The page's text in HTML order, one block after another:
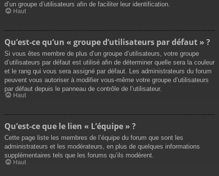
d’un groupe d’utilisateurs afin de faciliter leur identification.
Haut
Qu’est-ce qu’un « groupe d’utilisateurs par défaut » ?
Si vous êtes membre de plus d’un groupe d’utilisateurs, votre groupe
d’utilisateurs par défaut est utilisé afin de déterminer quelle sera la couleur
et le rang qui vous sera assigné par défaut. Les administrateurs du forum
peuvent vous autoriser à modifier vous-même votre groupe d’utilisateurs
par défaut depuis le panneau de contrôle de l’utilisateur.
Haut
Qu’est-ce que le lien « L’équipe » ?
Cette page liste les membres de l’équipe du forum que sont les
administrateurs et les modérateurs, en plus de quelques informations
supplémentaires tels que les forums qu’ils modèrent.
Haut